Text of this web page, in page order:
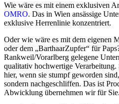
Wie wäre es mit einem exklusiven
OMRO. Das in Wien ansässige
exklusive Herrenlinie konzentriert.
Oder wie wäre es mit dem eigenen
oder dem „BarthaarZupfer“ für
Rankweil/Vorarlberg gelegene
qualitativ hochwertige Verarbeitung.
hier, wenn sie stumpf geworden
sondern nachgeschliffen. Das ist
Abwicklung übernehmen wir für Sie.